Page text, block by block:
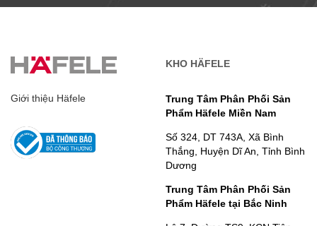
Giới thiệu Häfele
KHO HÄFELE
Trung Tâm Phân Phối Sản
Phẩm Häfele Miền Nam
Số 324, DT 743A, Xã Bình
Thắng, Huyện Dĩ An, Tỉnh Bình
Dương
Trung Tâm Phân Phối Sản
Phẩm Häfele tại Bắc Ninh